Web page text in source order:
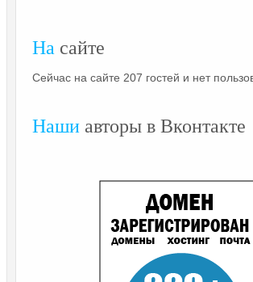
На сайте
Сейчас на сайте 207 гостей и нет
Наши авторы в Вконтакте